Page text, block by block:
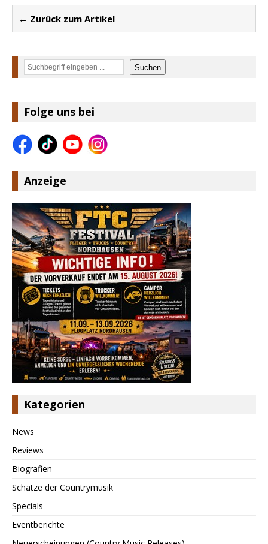
← Zurück zum Artikel
Suchen Suchen
Folge uns bei
Anzeige
Kategorien
News
Reviews
Biografien
Schätze der Countrymusik
Specials
Eventberichte